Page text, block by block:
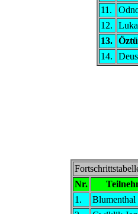
11.
12.
13.
14.
Nr.
1.
Blumenthal